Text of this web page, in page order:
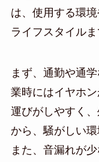
は、使用する環
ライフスタイル
まず、通勤や通
業時にはイヤホ
運びがしやすく
から、騒がしい環
また、音漏れが